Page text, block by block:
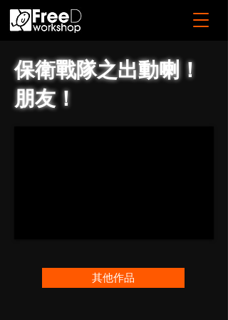
保衛戰隊之出動喇！
朋友！
其他作品